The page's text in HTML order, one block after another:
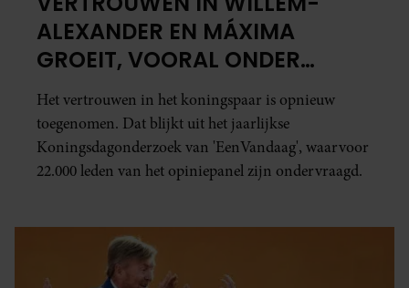
cookies als u onze website blijft gebruiken.
ALEXANDER EN MÁXIMA
GROEIT, VOORAL ONDER
JONGEREN
Het vertrouwen in het koningspaar is opnieuw
toegenomen. Dat blijkt uit het jaarlijkse
Koningsdagonderzoek van 'EenVandaag', waarvoor
22.000 leden van het opiniepanel zijn ondervraagd.